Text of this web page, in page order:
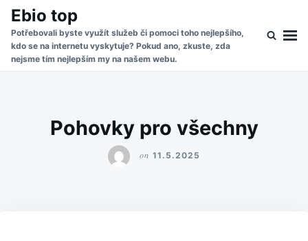
Skip
content
Search
for:
Ebio top
Potřebovali byste využít služeb či pomoci toho nejlepšího,
kdo se na internetu vyskytuje? Pokud ano, zkuste, zda
nejsme tím nejlepším my na našem webu.
Pohovky pro všechny
on 11.5.2025